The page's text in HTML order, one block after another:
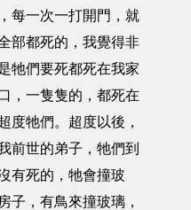
一次一打開門，就
部都死的，我覺得非
牠們要死都死在我家
，一隻隻的，都死在
度牠們。超度以後，
前世的弟子，牠們到
有死的，牠會撞玻
子，有鳥來撞玻璃，